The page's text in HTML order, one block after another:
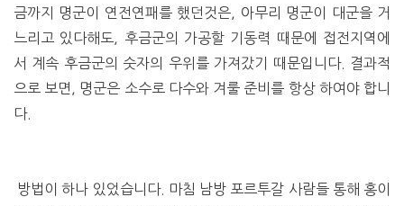
금까지 명군이 연전연패를 했던것은, 아무리 명군이 대군을 거
느리고 있다해도, 후금군의 가공할 기동력 때문에 접전지역에
서 계속 후금군의 숫자의 우위를 가져갔기 때문입니다. 결과적
으로 보면, 명군은 소수로 다수와 겨룰 준비를 항상 하여야 합니
다.
방법이 하나 있었습니다. 마침 남방 포르투갈 사람들 통해 홍이